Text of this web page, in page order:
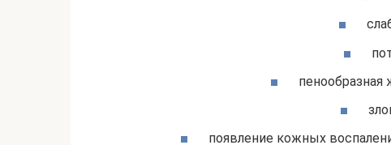
пенообразная
появление кожных